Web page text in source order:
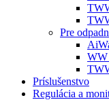
Pre
Príslušenstvo
Regulácia a